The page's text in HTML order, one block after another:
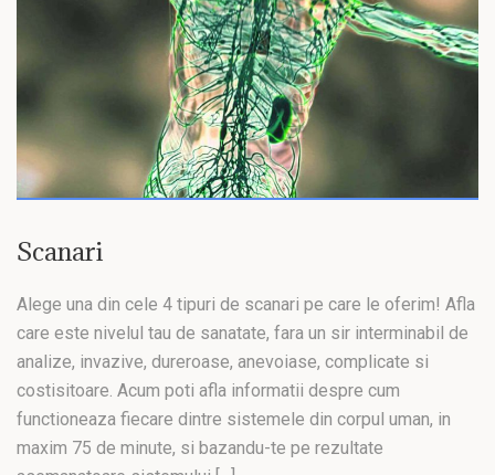
Scanari
Alege una din cele 4 tipuri de scanari pe care le oferim! Afla
care este nivelul tau de sanatate, fara un sir interminabil de
analize, invazive, dureroase, anevoiase, complicate si
costisitoare. Acum poti afla informatii despre cum
functioneaza fiecare dintre sistemele din corpul uman, in
maxim 75 de minute, si bazandu-te pe rezultate